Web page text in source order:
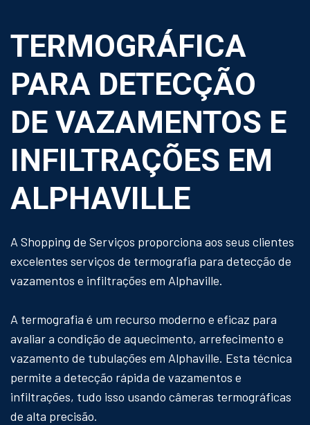
TERMOGRÁFICA
PARA DETECÇÃO
DE VAZAMENTOS E
INFILTRAÇÕES EM
ALPHAVILLE
A Shopping de Serviços proporciona aos seus clientes
excelentes serviços de termografia para detecção de
vazamentos e infiltrações em Alphaville.
A termografia é um recurso moderno e eficaz para
avaliar a condição de aquecimento, arrefecimento e
vazamento de tubulações em Alphaville. Esta técnica
permite a detecção rápida de vazamentos e
infiltrações, tudo isso usando câmeras termográficas
de alta precisão.